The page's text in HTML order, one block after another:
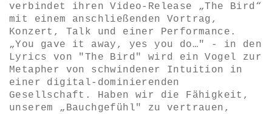
verbindet ihren Video-Release „The Bird“
mit einem anschließenden Vortrag,
Konzert, Talk und einer Performance.
„You gave it away, yes you do…" - in den
Lyrics von "The Bird" wird ein Vogel zur
Metapher von schwindener Intuition in
einer digital-dominierenden
Gesellschaft. Haben wir die Fähigkeit,
unserem „Bauchgefühl" zu vertrauen,